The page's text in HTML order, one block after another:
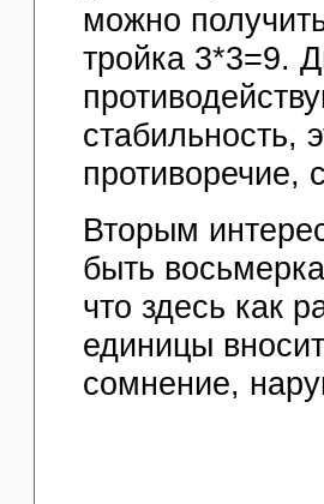
можно
тройка 3*3=9.
стабильность,
противоречие,
Вторым
быть
что здесь как
единицы
сомнение,